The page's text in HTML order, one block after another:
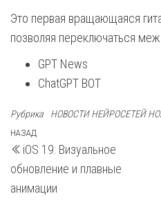
Это первая вращающаяся
позволяя переключаться
GPT News
ChatGPT BOT
Рубрика НОВОСТИ НЕЙРОСЕТЕЙ
Навигация
по
записям
Предыдущая
запись
НАЗАД
iOS 19: Визуальное
обновление и плавные
анимации